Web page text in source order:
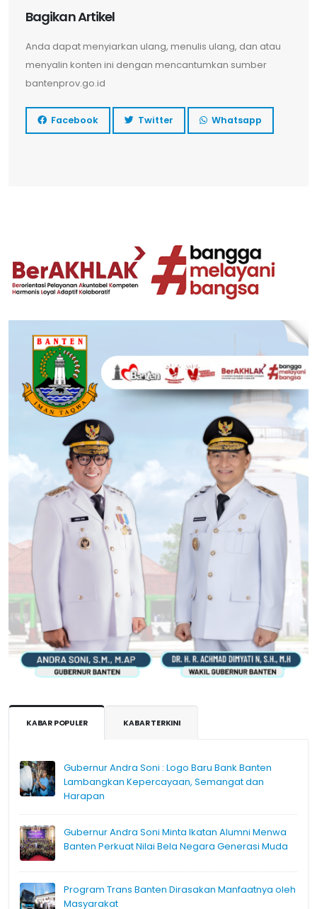
Bagikan Artikel
Anda dapat menyiarkan ulang, menulis ulang, dan atau
menyalin konten ini dengan mencantumkan sumber
bantenprov.go.id
Facebook Twitter Whatsapp
KABAR POPULER KABAR TERKINI
Gubernur Andra Soni : Logo Baru Bank Banten
Lambangkan Kepercayaan, Semangat dan
Harapan
Gubernur Andra Soni Minta Ikatan Alumni Menwa
Banten Perkuat Nilai Bela Negara Generasi Muda
Program Trans Banten Dirasakan Manfaatnya oleh
Masyarakat